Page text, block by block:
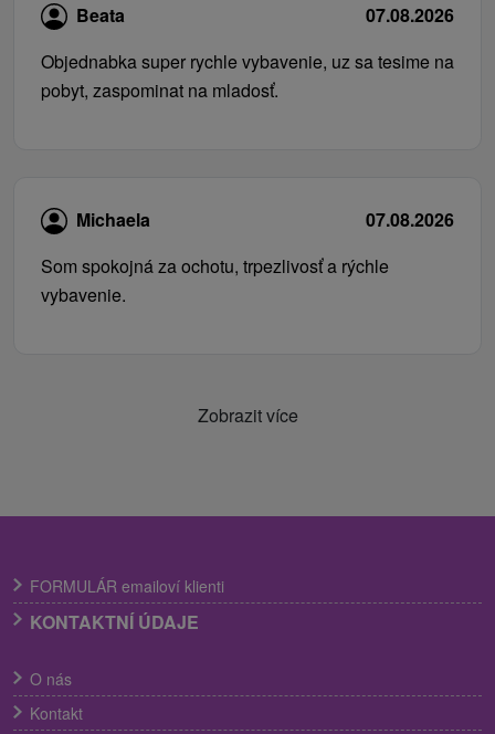
Beata
07.08.2026
Objednabka super rychle vybavenie, uz sa tesime na
pobyt, zaspominat na mladosť.
Michaela
07.08.2026
Som spokojná za ochotu, trpezlivosť a rýchle
vybavenie.
Zobrazit více
FORMULÁR emailoví klienti
KONTAKTNÍ ÚDAJE
O nás
Kontakt